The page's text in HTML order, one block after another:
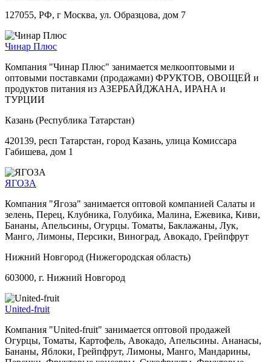
127055, РФ, г Москва, ул. Образцова, дом 7
Чинар Плюс
Компания "Чинар Плюс" занимается мелкооптовыми и
оптовыми поставками (продажами) ФРУКТОВ, ОВОЩЕЙ и
продуктов питания из АЗЕРБАЙДЖАНА, ИРАНА и
ТУРЦИИ
Казань (Республика Татарстан)
420139, респ Татарстан, город Казань, улица Комиссара
Габишева, дом 1
ЯГОЗА
Компания "Ягоза" занимается оптовой компанией Салаты и
зелень, Перец, Клубника, Голубика, Малина, Ежевика, Киви,
Бананы, Апельсины, Огурцы. Томаты, Баклажаны, Лук,
Манго, Лимоны, Персики, Виноград, Авокадо, Грейпфрут
Нижний Новгород (Нижегородская область)
603000, г. Нижний Новгород
United-fruit
Компания "United-fruit" занимается оптовой продажей
Огурцы, Томаты, Картофель, Авокадо, Апельсины. Ананасы,
Бананы, Яблоки, Грейпфрут, Лимоны, Манго, Мандарины,